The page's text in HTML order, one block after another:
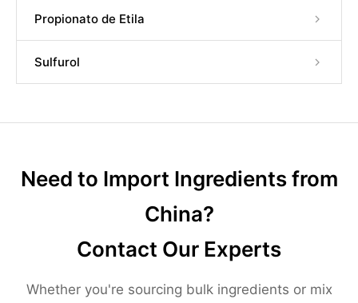
Propionato de Etila
Sulfurol
Need to Import Ingredients from
China?
Contact Our Experts
Whether you're sourcing bulk ingredients or mix